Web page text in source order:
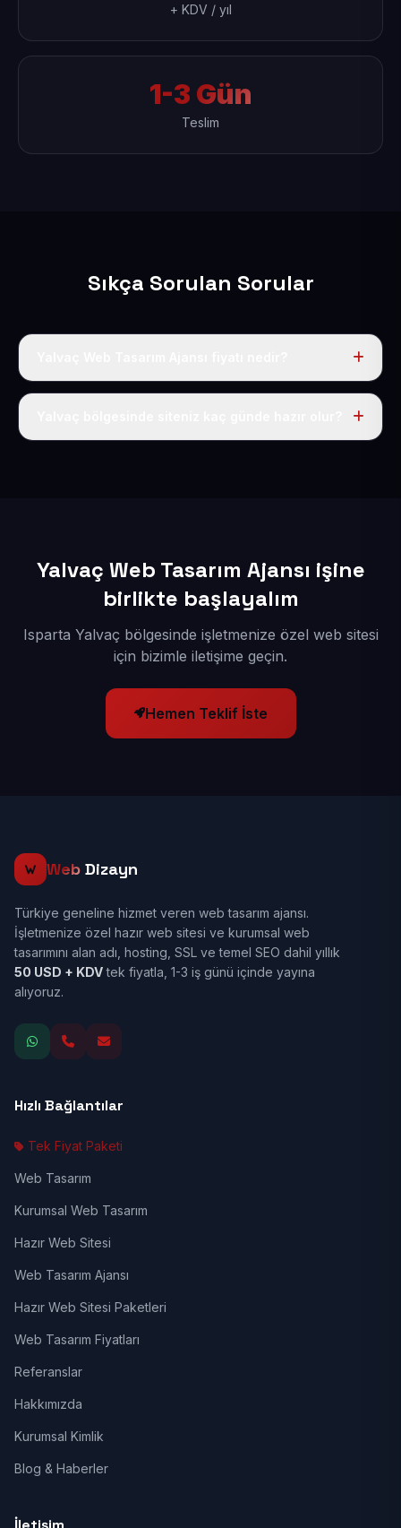
+ KDV / yıl
1-3 Gün
Teslim
Sıkça Sorulan Sorular
Tek fiyat uygulanır: yıllık 50 USD + KDV. Bu bedele alan
Yalvaç Web Tasarım Ajansı işine
birlikte başlayalım
Isparta Yalvaç bölgesinde işletmenize özel web sitesi
için bizimle iletişime geçin.
Hemen Teklif İste
Web Dizayn
Türkiye geneline hizmet veren web tasarım ajansı.
İşletmenize özel hazır web sitesi ve kurumsal web
tasarımını alan adı, hosting, SSL ve temel SEO dahil yıllık
50 USD + KDVtek fiyatla, 1-3 iş günü içinde yayına
alıyoruz.
Hızlı Bağlantılar
Tek Fiyat Paketi
Web Tasarım
Kurumsal Web Tasarım
Hazır Web Sitesi
Web Tasarım Ajansı
Hazır Web Sitesi Paketleri
Web Tasarım Fiyatları
Referanslar
Hakkımızda
Kurumsal Kimlik
Blog & Haberler